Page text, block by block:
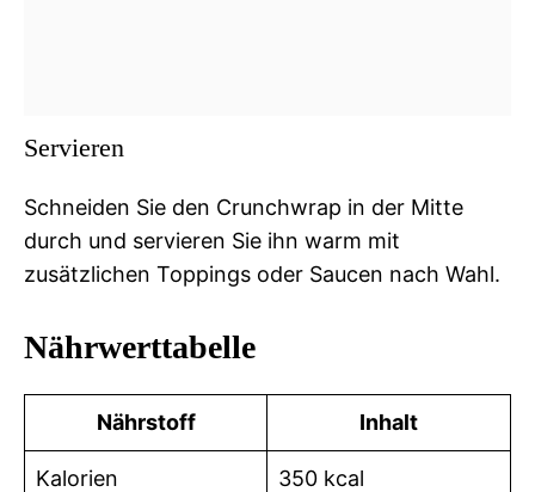
Servieren
Schneiden Sie den Crunchwrap in der Mitte
durch und servieren Sie ihn warm mit
zusätzlichen Toppings oder Saucen nach Wahl.
Nährwerttabelle
Nährstoff Inhalt
Kalorien 350 kcal